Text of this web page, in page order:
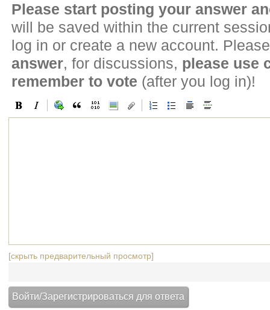
Please start posting your answer
will be saved within the current
log in or create a new account.
answer, for discussions, please use
remember to vote (after you log in)!
[скрыть предварительный просмотр]